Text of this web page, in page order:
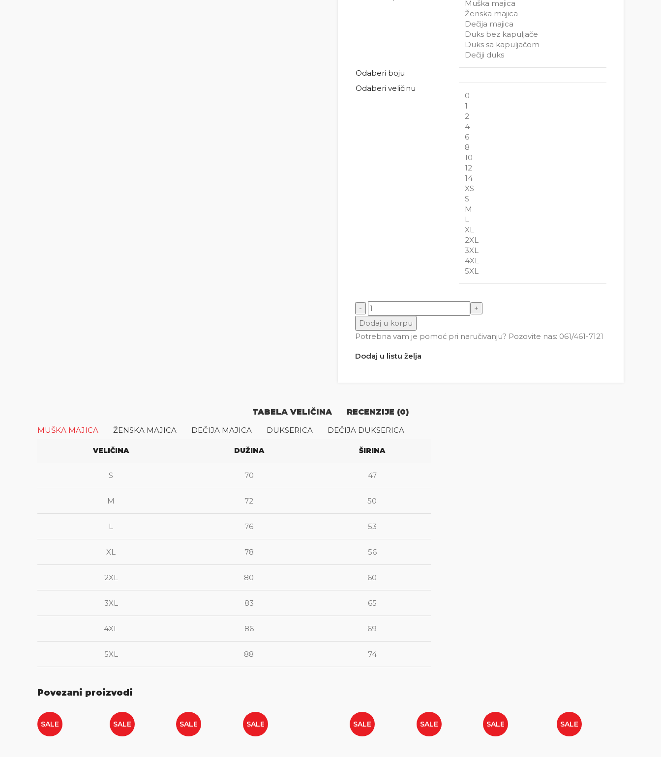
Muška majica
Ženska majica
Dečija majica
Duks bez kapuljače
Duks sa kapuljačom
Dečiji duks
Odaberi boju
Odaberi veličinu
0
1
2
4
6
8
10
12
14
XS
S
M
L
XL
2XL
3XL
4XL
5XL
Snupi i ptičica silueta količina
Dodaj u korpu
Potrebna vam je pomoć pri naručivanju? Pozovite nas: 061/461-7121
Dodaj u listu želja
TABELA VELIČINA
RECENZIJE (0)
MUŠKA MAJICA
ŽENSKA MAJICA DEČIJA MAJICA DUKSERICA DEČIJA DUKSERICA
VELIČINA DUŽINA ŠIRINA
S 70 47
M 72 50
L 76 53
XL 78 56
2XL 80 60
3XL 83 65
4XL 86 69
5XL 88 74
Povezani proizvodi
SALE SALE SALE SALE SALE SALE SALE SALE